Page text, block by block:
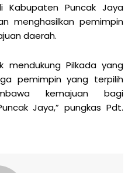
Kabupaten Puncak Jaya
menghasilkan pemimpin
daerah.
mendukung Pilkada yang
pemimpin yang terpilih
kemajuan bagi
Jaya,” pungkas Pdt.